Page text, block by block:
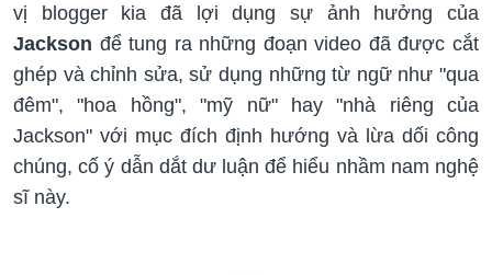
vị blogger kia đã lợi dụng sự ảnh hưởng của
Jackson để tung ra những đoạn video đã được cắt
ghép và chỉnh sửa, sử dụng những từ ngữ như "qua
đêm", "hoa hồng", "mỹ nữ" hay "nhà riêng của
Jackson" với mục đích định hướng và lừa dối công
chúng, cố ý dẫn dắt dư luận để hiểu nhầm nam nghệ
sĩ này.